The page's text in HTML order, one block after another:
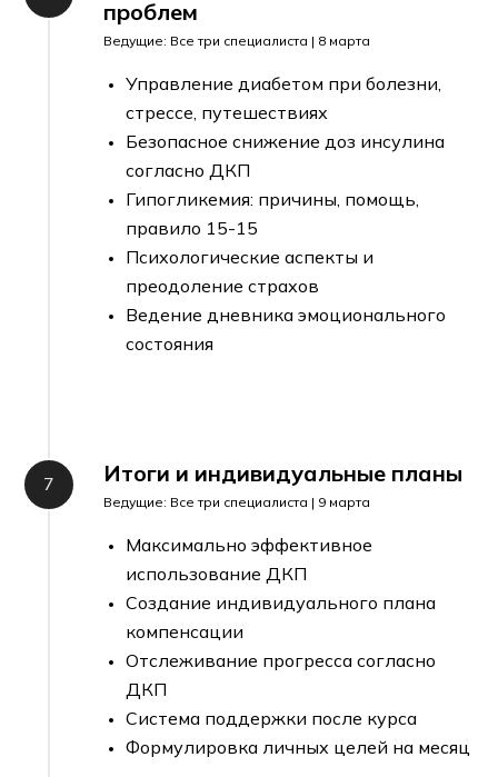
проблем
Ведущие: Все три специалиста | 8 марта
Управление диабетом при болезни,
стрессе, путешествиях
Безопасное снижение доз инсулина
согласно ДКП
Гипогликемия: причины, помощь,
правило 15-15
Психологические аспекты и
преодоление страхов
Ведение дневника эмоционального
состояния
Итоги и индивидуальные планы
Ведущие: Все три специалиста | 9 марта
Максимально эффективное
использование ДКП
Создание индивидуального плана
компенсации
Отслеживание прогресса согласно
ДКП
Система поддержки после курса
Формулировка личных целей на месяц